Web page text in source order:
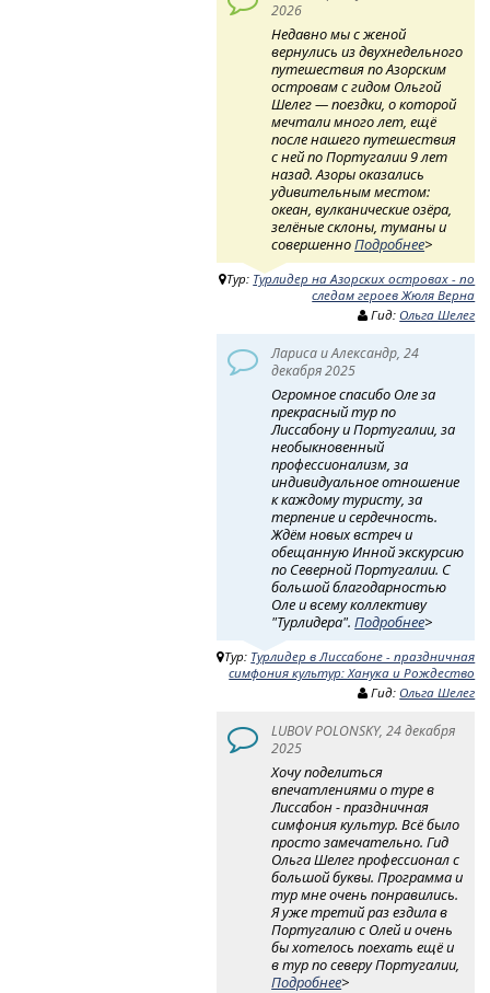
2026
Недавно мы с женой
вернулись из двухнедельного
путешествия по Азорским
островам с гидом Ольгой
Шелег — поездки, о которой
мечтали много лет, ещё
после нашего путешествия
с ней по Португалии 9 лет
назад. Азоры оказались
удивительным местом:
океан, вулканические озёра,
зелёные склоны, туманы и
совершенноПодробнее>
Тур: Турлидер на Азорских островах - по
следам героев Жюля Верна
Гид: Ольга Шелег
Лариса и Александр, 24
декабря 2025
Огромное спасибо Оле за
прекрасный тур по
Лиссабону и Португалии, за
необыкновенный
профессионализм, за
индивидуальное отношение
к каждому туристу, за
терпение и сердечность.
Ждём новых встреч и
обещанную Инной экскурсию
по Северной Португалии. С
большой благодарностью
Оле и всему коллективу
"Турлидера".Подробнее>
Тур: Турлидер в Лиссабоне - праздничная
симфония культур: Ханука и Рождество
Гид: Ольга Шелег
LUBOV POLONSKY, 24 декабря
2025
Хочу поделиться
впечатлениями о туре в
Лиссабон - праздничная
симфония культур. Всё было
просто замечательно. Гид
Ольга Шелег профессионал с
большой буквы. Программа и
тур мне очень понравились.
Я уже третий раз ездила в
Португалию с Олей и очень
бы хотелось поехать ещё и
в тур по северу Португалии,
Подробнее>